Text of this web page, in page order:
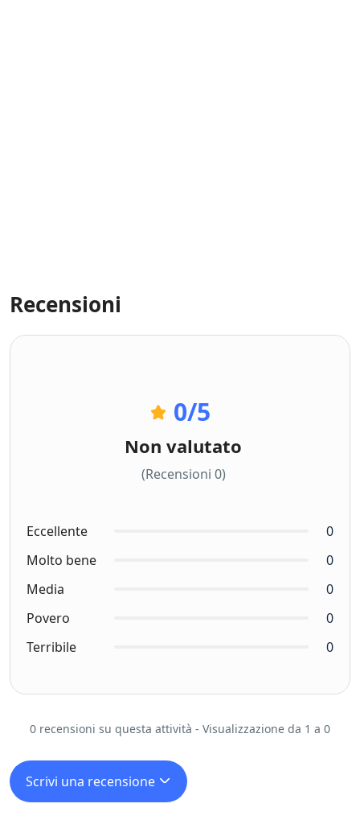
Recensioni
0/5
Non valutato
(Recensioni 0)
Eccellente
0
Molto bene
0
Media
0
Povero
0
Terribile
0
0 recensioni su questa attività - Visualizzazione da 1 a 0
Scrivi una recensione